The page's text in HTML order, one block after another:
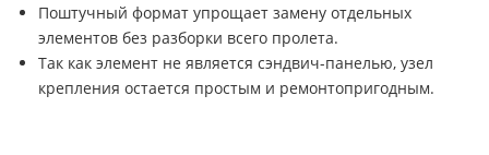
Поштучный формат упрощает замену отдельных
элементов без разборки всего пролета.
Так как элемент не является сэндвич-панелью, узел
крепления остается простым и ремонтопригодным.